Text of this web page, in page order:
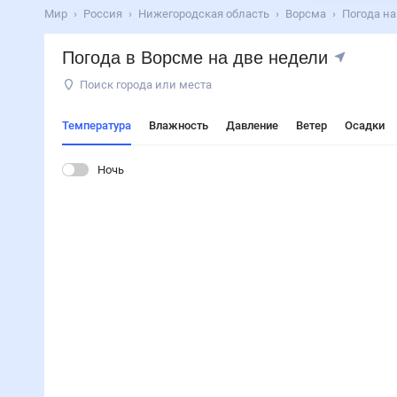
Мир Россия Нижегородская область Ворсма Погода
Погода в Ворсме на две недели
Поиск города или места
Температура Влажность Давление Ветер Осадки
Ночь